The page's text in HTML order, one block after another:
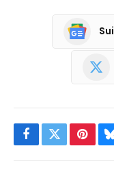
Facebook
Twitter